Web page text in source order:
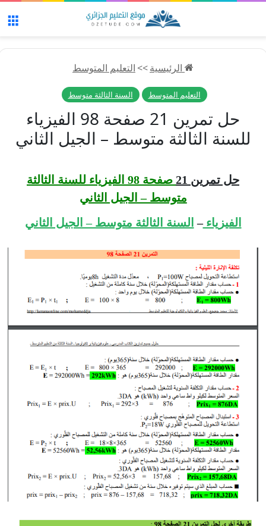
الرئيسية>>التعليم المتوسط
التعليم المتوسط السنة الثالثة متوسط
حل تمرين 21 صفحة 98 الفيزياء
للسنة الثالثة متوسط – الجيل الثاني
حل تمرين 21
صفحة 98 الفيزياء للسنة الثالثة
متوسط – الجيل الثاني
الفيزياء– السنة الثالثة متوسط – الجيل الثاني